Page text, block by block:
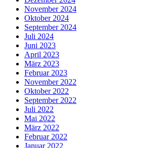
November 2024
Oktober 2024
September 2024
Juli 2024
Juni 2023
April 2023
März 2023
Februar 2023
November 2022
Oktober 2022
September 2022
Juli 2022
Mai 2022
März 2022
Februar 2022
Januar 2022